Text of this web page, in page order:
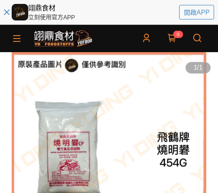
翊鼎食材
立刻使用官方APP
開啟APP
0
1/1